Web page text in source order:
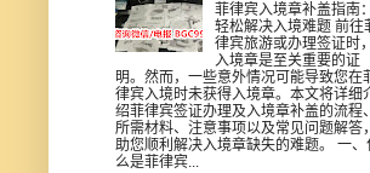
菲律宾入境章补盖指南：
轻松解决入境难题 前往
律宾旅游或办理签证时，
入境章是至关重要的证
明。然而，一些意外情况可能导致您在
律宾入境时未获得入境章。本文将详细
绍菲律宾签证办理及入境章补盖的流程、
所需材料、注意事项以及常见问题解答，
助您顺利解决入境章缺失的难题。 一、
么是菲律宾...